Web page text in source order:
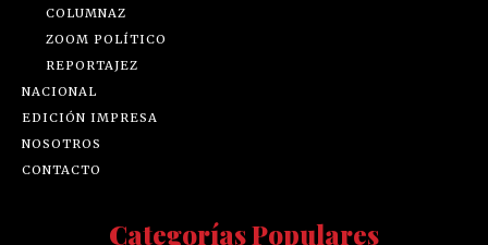
COLUMNAZ
ZOOM POLÍTICO
REPORTAJEZ
NACIONAL
EDICIÓN IMPRESA
NOSOTROS
CONTACTO
Categorías Populares